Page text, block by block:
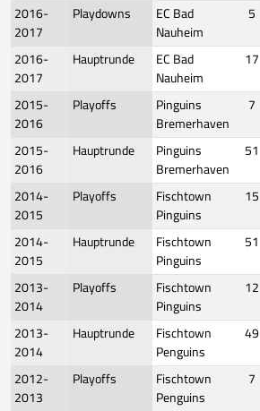
2016-
2017
Playdowns
EC Bad
Nauheim
5
2016-
2017
Hauptrunde
EC Bad
Nauheim
17
2015-
2016
Playoffs
Pinguins
Bremerhaven
7
2015-
2016
Hauptrunde
Pinguins
Bremerhaven
51
2014-
2015
Playoffs
Fischtown
Pinguins
15
2014-
2015
Hauptrunde
Fischtown
Pinguins
51
2013-
2014
Playoffs
Fischtown
Pinguins
12
2013-
2014
Hauptrunde
Fischtown
Penguins
49
2012-
2013
Playoffs
Fischtown
Penguins
7